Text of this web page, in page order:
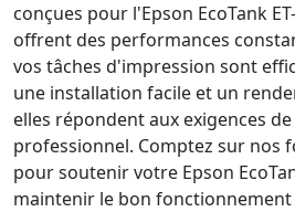
conçues pour l'Epson EcoTank
offrent des performances
vos tâches d'impression sont
une installation facile et un
elles répondent aux exigences
professionnel. Comptez sur nos
pour soutenir votre Epson
maintenir le bon